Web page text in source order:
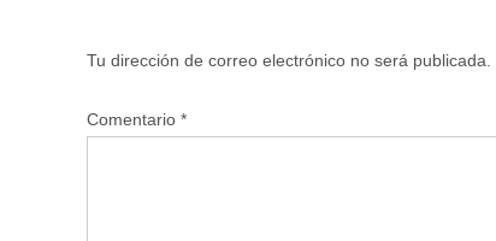
Tu dirección de correo electrónico no será publicada.
Comentario *